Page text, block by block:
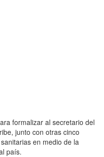
formalizar al secretario del
junto con otras cinco
en medio de la
país.